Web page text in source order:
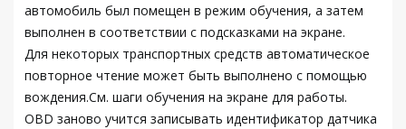
автомобиль был помещен в режим обучения, а затем
выполнен в соответствии с подсказками на экране.
Для некоторых транспортных средств автоматическое
повторное чтение может быть выполнено с помощью
вождения.См. шаги обучения на экране для работы.
OBD заново учится записывать идентификатор датчика